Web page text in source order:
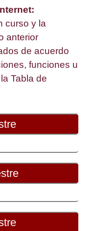
curso y la
anterior
de acuerdo
funciones u
Tabla de